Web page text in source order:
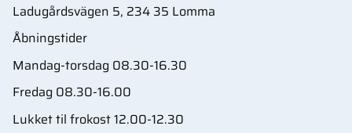
Ladugårdsvägen 5, 234 35 Lomma
Åbningstider
Mandag-torsdag 08.30-16.30
Fredag 08.30-16.00
Lukket til frokost 12.00-12.30